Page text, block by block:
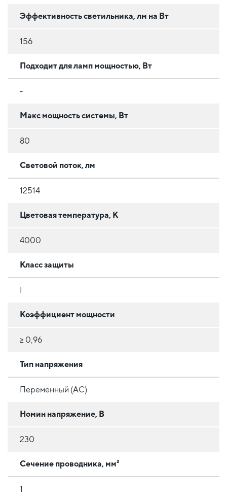
Эффективность светильника, лм на Вт
156
Подходит для ламп мощностью, Вт
-
Макс мощность системы, Вт
80
Световой поток, лм
12514
Цветовая температура, К
4000
Класс защиты
Коэффициент мощности
≥ 0,96
Тип напряжения
Переменный (AC)
Номин напряжение, В
230
Сечение проводника, мм²
1